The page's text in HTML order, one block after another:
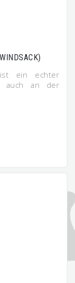
ist ein echter
auch an der